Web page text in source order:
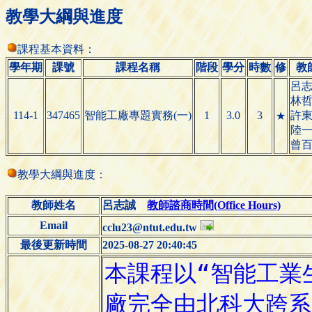
教學大綱與進度
課程基本資料：
學年期
課號 課程名稱 階段 學分 時數 修 教
114-1 347465 智能工廠專題實務(一) 1 3.0 3 ★
呂
林
許
陸
曾
教學大綱與進度：
教師姓名 呂志誠教師諮商時間(Office Hours)
Email
cclu23@ntut.edu.tw
最後更新時間
2025-08-27 20:40:45